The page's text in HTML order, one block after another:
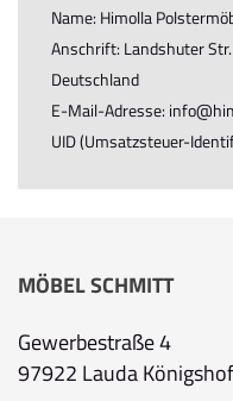
Name: Himolla
Anschrift: Landshuter
Deutschland
E-Mail-Adresse:
UID (Umsatzsteuer-
MÖBEL SCHMITT
Gewerbestraße 4
97922 Lauda